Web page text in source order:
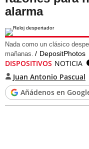
alarma
Nada como un clásico
mañanas.
DepositPhotos
DISPOSITIVOS NOTICIA
Juan Antonio Pascual
Añádenos en